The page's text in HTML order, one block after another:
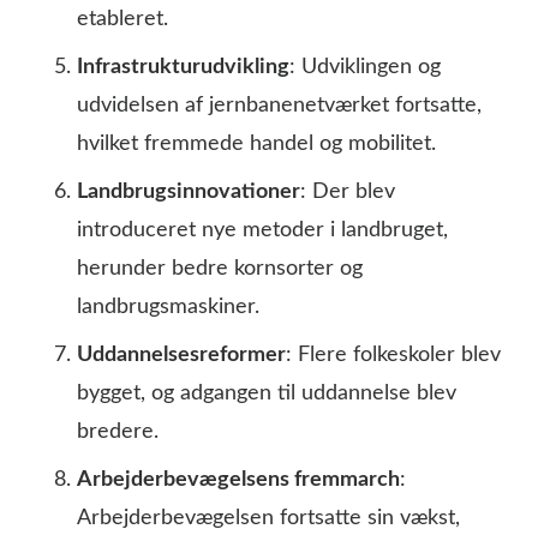
etableret.
Infrastrukturudvikling: Udviklingen og
udvidelsen af jernbanenetværket fortsatte,
hvilket fremmede handel og mobilitet.
Landbrugsinnovationer: Der blev
introduceret nye metoder i landbruget,
herunder bedre kornsorter og
landbrugsmaskiner.
Uddannelsesreformer: Flere folkeskoler blev
bygget, og adgangen til uddannelse blev
bredere.
Arbejderbevægelsens fremmarch:
Arbejderbevægelsen fortsatte sin vækst,